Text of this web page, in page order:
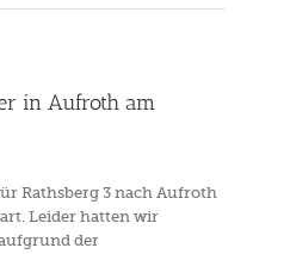
in Aufroth am
Rathsberg 3 nach Aufroth
Leider hatten wir
der